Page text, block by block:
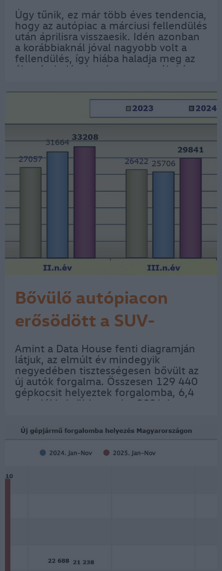
Úgy tűnik, ez már több éves tendencia,
hogy az autópiac a márciusi fellendülés
után áprilisra visszaesik. Idén azonban
a korábbiaknál jóval nagyobb volt a
fellendülés, így hiába haladja meg az
újautó eladások száma az elmúlt két
nagyobbnak mutatkozik. A Data
Bővülő autópiacon
erősödött a SUV-
forgalom
Amint a Data House fenti diagramján
látjuk, az elmúlt év mindegyik
negyedében tisztességesen bővült az
új autók forgalma. Összesen 129 440
gépkocsit helyeztek forgalomba, 6,4
százalékkal többet, mint 2024-ben.
piaci…